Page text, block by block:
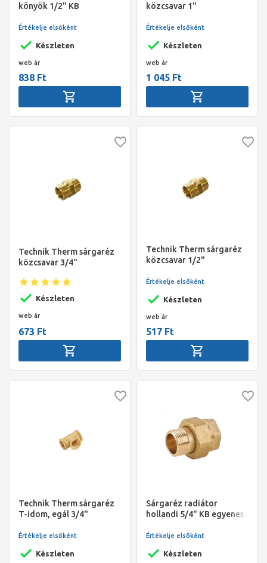
könyök 1/2" KB
Készleten
Értékelje elsőként
web ár
838 Ft
közcsavar 1"
Készleten
Értékelje elsőként
web ár
1 045 Ft
Technik Therm sárgaréz
közcsavar 3/4"
Készleten
web ár
673 Ft
Technik Therm sárgaréz
közcsavar 1/2"
Készleten
Értékelje elsőként
web ár
517 Ft
Technik Therm sárgaréz
T-idom, egál 3/4"
Készleten
Értékelje elsőként
Sárgaréz radiátor
hollandi 5/4" KB egyenes
Készleten
Értékelje elsőként